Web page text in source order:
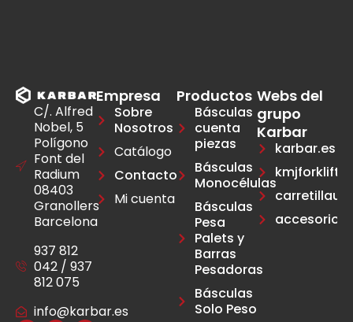
C/. Alfred
Nobel, 5
Polígono
Font del
Radium
08403
Granollers
Barcelona
937 812
042 / 937
812 075
info@karbar.es
Empresa
Sobre
Nosotros
Catálogo
Contacto
Mi cuenta
Productos
Básculas
cuenta
piezas
Básculas
Monocélulas
Básculas
Pesa
Palets y
Barras
Pesadoras
Básculas
Solo Peso
Webs del
grupo
Karbar
karbar.es